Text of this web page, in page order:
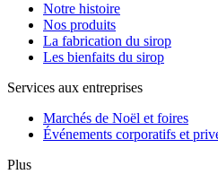
Notre histoire
Nos produits
La fabrication du sirop
Les bienfaits du sirop
Services aux entreprises
Marchés de Noël et foires
Événements corporatifs et
Plus